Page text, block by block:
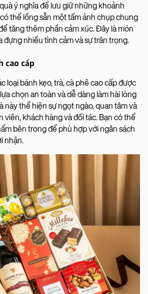
ý nghĩa để lưu giữ những khoảnh
thể lồng sẵn một tấm ảnh chụp chung
tăng thêm phần cảm xúc. Đây là món
đựng nhiều tình cảm và sự trân trọng.
cao cấp
loại bánh kẹo, trà, cà phê cao cấp được
chọn an toàn và dễ dàng làm hài lòng
này thể hiện sự ngọt ngào, quan tâm và
viên, khách hàng và đối tác. Bạn có thể
bên trong để phù hợp với ngân sách
nhận.